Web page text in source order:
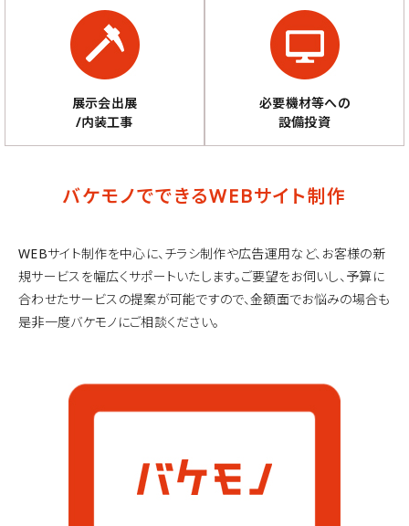
展示会出展
/内装工事
必要機材等への
設備投資
バケモノでできるWEBサイト制作
WEBサイト制作を中心に、チラシ制作や広告運用など、お客様の新
規サービスを幅広くサポートいたします。ご要望をお伺いし、 予算に
合わせたサービスの提案が可能ですので、金額面でお悩みの場合も
是非一度バケモノにご相談ください。